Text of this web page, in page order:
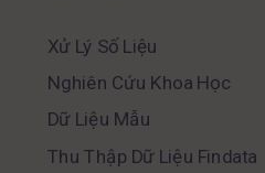
Xử Lý Số Liệu
Nghiên Cứu Khoa Học
Dữ Liệu Mẫu
Thu Thập Dữ Liệu Findata